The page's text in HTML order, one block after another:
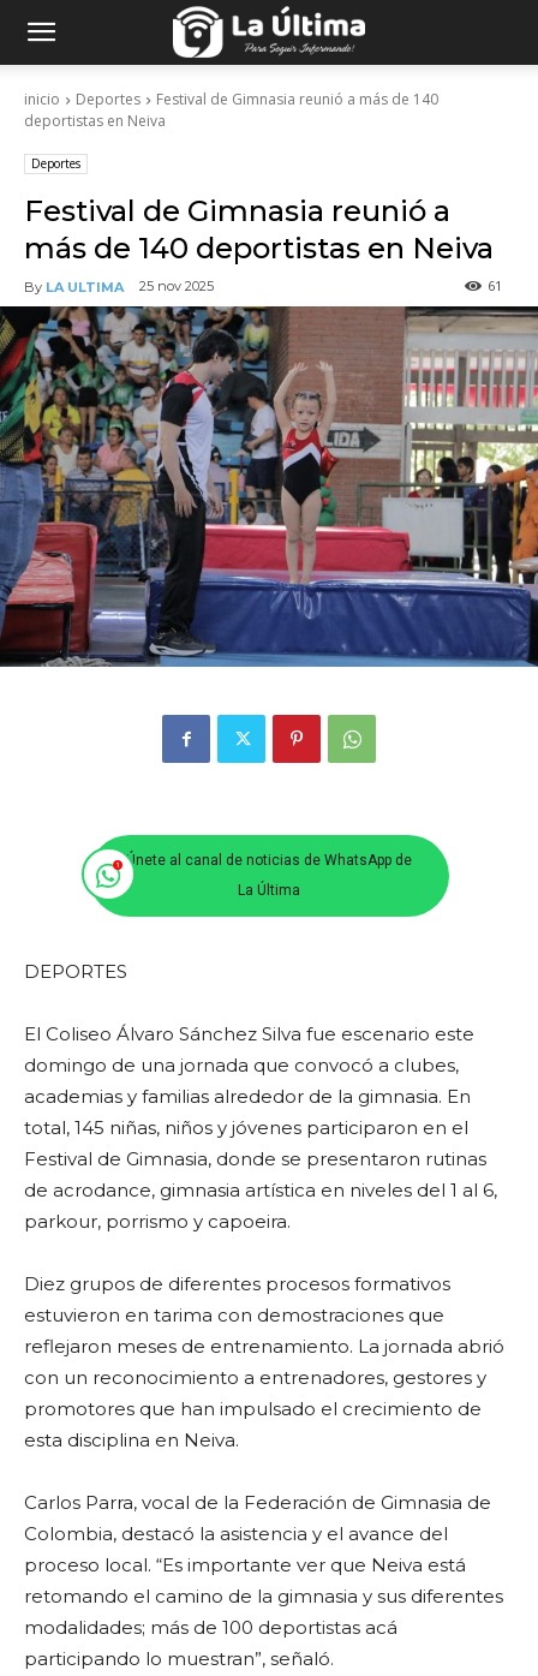
inicio Deportes
Festival de Gimnasia reunió a más de 140
deportistas en Neiva
Deportes
Festival de Gimnasia reunió a
más de 140 deportistas en Neiva
By LA ULTIMA 25 nov 2025 61
Únete al canal de noticias de WhatsApp de
La Última
DEPORTES
El Coliseo Álvaro Sánchez Silva fue escenario este
domingo de una jornada que convocó a clubes,
academias y familias alrededor de la gimnasia. En
total, 145 niñas, niños y jóvenes participaron en el
Festival de Gimnasia, donde se presentaron rutinas
de acrodance, gimnasia artística en niveles del 1 al 6,
parkour, porrismo y capoeira.
Diez grupos de diferentes procesos formativos
estuvieron en tarima con demostraciones que
reflejaron meses de entrenamiento. La jornada abrió
con un reconocimiento a entrenadores, gestores y
promotores que han impulsado el crecimiento de
esta disciplina en Neiva.
Carlos Parra, vocal de la Federación de Gimnasia de
Colombia, destacó la asistencia y el avance del
proceso local. “Es importante ver que Neiva está
retomando el camino de la gimnasia y sus diferentes
modalidades; más de 100 deportistas acá
participando lo muestran”, señaló.